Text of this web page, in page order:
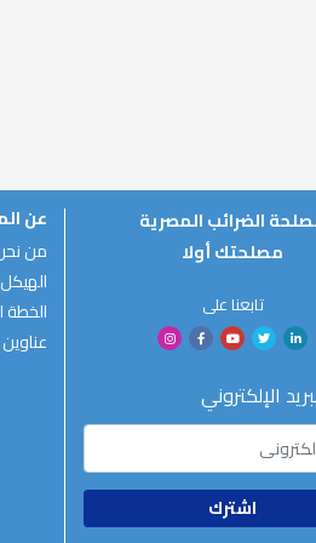
الضرائب المصرية
مصلحتك أولا
تابعنا على
الإلكتروني
عن
من
الخطة